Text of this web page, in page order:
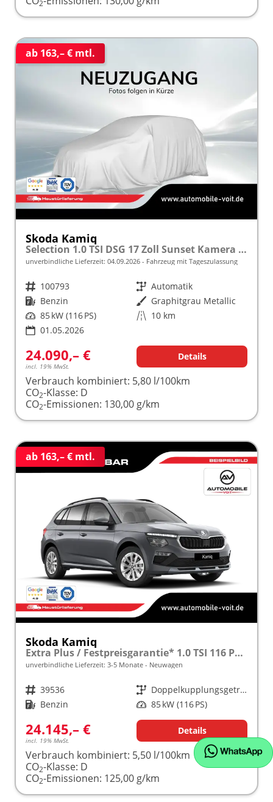
2
ab 163,– € mtl.
Skoda Kamiq
Selection 1.0 TSI DSG 17 Zoll Sunset Kamera PDC v+h
unverbindliche Lieferzeit: 04.09.2026 Fahrzeug mit Tageszulassung
Fahrzeugnr. 100793 Getriebe Automatik
Kraftstoff Benzin Außenfarbe Graphitgrau Metallic
Leistung 85 kW (116 PS) Kilometerstand 10 km
01.05.2026
24.090,– €
incl. 19% MwSt.
Details
Verbrauch kombiniert: 5,80 l/100km
CO2-Klasse: D
CO2-Emissionen: 130,00 g/km
ab 163,– € mtl.
Skoda Kamiq
Extra Plus / Festpreisgarantie* 1.0 TSI 116 PS DSG frei konfigurierbar!
unverbindliche Lieferzeit: 3-5 Monate Neuwagen
Fahrzeugnr. 39536 Getriebe
Doppelkupplungsgetriebe (DSG)
Kraftstoff Benzin Leistung 85 kW (116 PS)
24.145,– €
incl. 19% MwSt.
Details
Verbrauch kombiniert: 5,50 l/100km
CO2-Klasse: D
CO2-Emissionen: 125,00 g/km